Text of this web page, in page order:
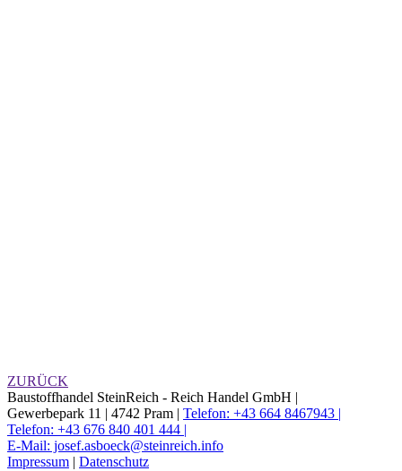
ZURÜCK
Baustoffhandel SteinReich - Reich Handel GmbH |
Gewerbepark 11 | 4742 Pram | Telefon: +43 664 8467943 |
Telefon: +43 676 840 401 444 |
E-Mail: josef.asboeck@steinreich.info
Impressum | Datenschutz